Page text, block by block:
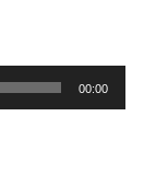
00:00